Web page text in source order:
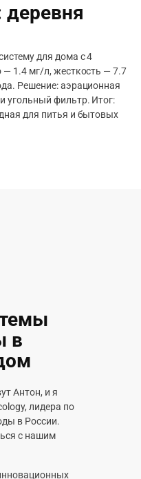
для дома с 4
1.4 мг/л, жесткость — 7.7
Решение: аэрационная
угольный фильтр. Итог:
для питья и бытовых
в
Антон, и я
лидера по
в России.
с нашим